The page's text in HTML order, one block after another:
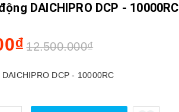
DAICHIPRO DCP - 10000RC
12.500.000₫
DCP - 10000RC